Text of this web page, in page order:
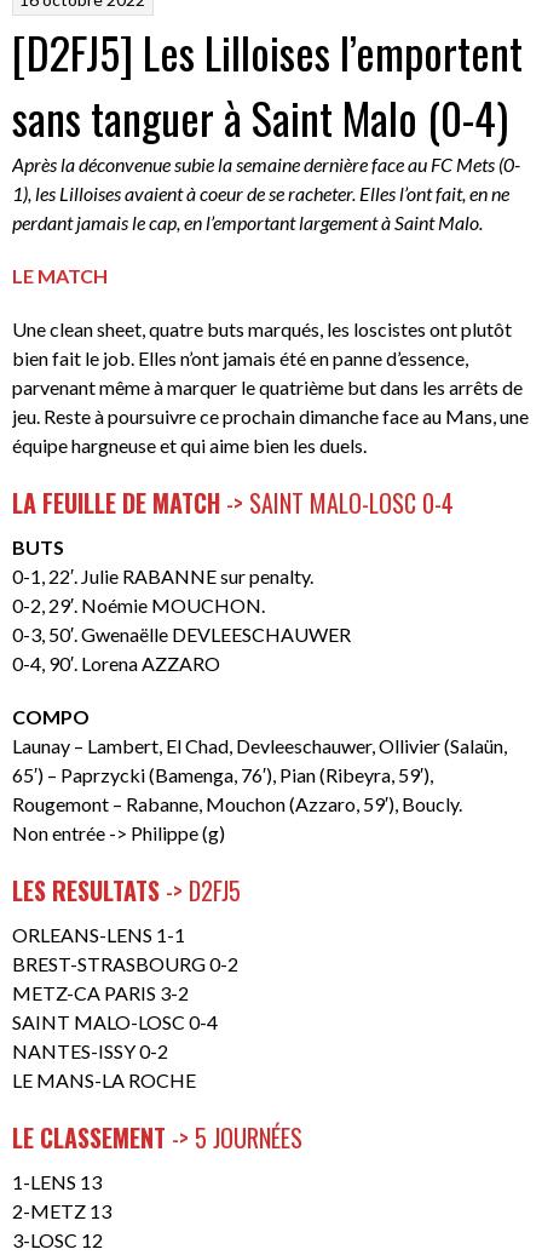
[D2FJ5] Les Lilloises l’emportent
sans tanguer à Saint Malo (0-4)
Après la déconvenue subie la semaine dernière face au FC Mets (0-
1), les Lilloises avaient à coeur de se racheter. Elles l’ont fait, en ne
perdant jamais le cap, en l’emportant largement à Saint Malo.
LE MATCH
Une clean sheet, quatre buts marqués, les loscistes ont plutôt
bien fait le job. Elles n’ont jamais été en panne d’essence,
parvenant même à marquer le quatrième but dans les arrêts de
jeu. Reste à poursuivre ce prochain dimanche face au Mans, une
équipe hargneuse et qui aime bien les duels.
LA FEUILLE DE MATCH -> SAINT MALO-LOSC 0-4
BUTS
0-1, 22′. Julie RABANNE sur penalty.
0-2, 29′. Noémie MOUCHON.
0-3, 50′. Gwenaëlle DEVLEESCHAUWER
0-4, 90′. Lorena AZZARO
COMPO
Launay – Lambert, El Chad, Devleeschauwer, Ollivier (Salaün,
65′) – Paprzycki (Bamenga, 76′), Pian (Ribeyra, 59′),
Rougemont – Rabanne, Mouchon (Azzaro, 59′), Boucly.
Non entrée -> Philippe (g)
LES RESULTATS -> D2FJ5
ORLEANS-LENS 1-1
BREST-STRASBOURG 0-2
METZ-CA PARIS 3-2
SAINT MALO-LOSC 0-4
NANTES-ISSY 0-2
LE MANS-LA ROCHE
LE CLASSEMENT -> 5 JOURNÉES
1-LENS 13
2-METZ 13
3-LOSC 12